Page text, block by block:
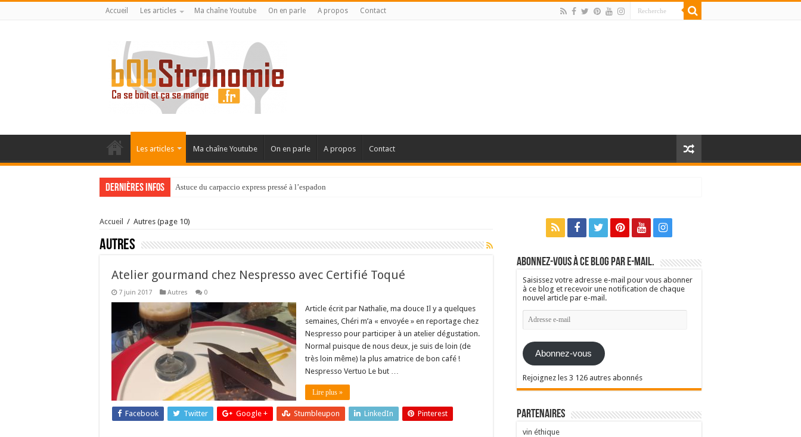
Accueil Les articles Ma chaîne Youtube On en parle A propos Contact
Les articles Ma chaîne Youtube On en parle A propos Contact
Dernières infos Astuce du carpaccio express pressé à l’espadon
Accueil / Autres (page 10)
Autres
Atelier gourmand chez Nespresso avec Certifié Toqué
7 juin 2017 Autres 0
Article écrit par Nathalie, ma douce Il y a quelques
semaines, Chéri m’a « envoyée » en reportage chez
Nespresso pour participer à un atelier dégustation.
Normal puisque de nous deux, je suis de loin (de
très loin même) la plus amatrice de bon café !
Nespresso Vertuo Le but …
Lire plus »
Facebook Twitter Google + Stumbleupon LinkedIn Pinterest
Abonnez-vous à ce blog par e-mail.
Saisissez votre adresse e-mail pour vous abonner
à ce blog et recevoir une notification de chaque
nouvel article par e-mail.
Adresse
e-
Abonnez-vous
Rejoignez les 3 126 autres abonnés
Partenaires
vin éthique